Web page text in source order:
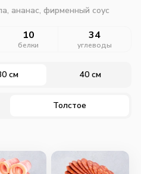
ананас, фирменный соус
10
белки
34
углеводы
см 40 см
Толстое